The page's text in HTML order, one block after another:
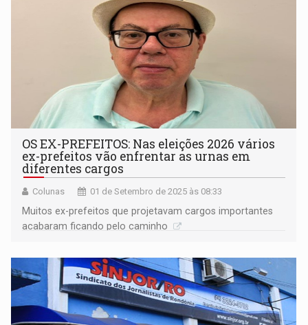
OS EX-PREFEITOS: Nas eleições 2026 vários
ex-prefeitos vão enfrentar as urnas em
diferentes cargos
Colunas 01 de Setembro de 2025 às 08:33
Muitos ex-prefeitos que projetavam cargos importantes
acabaram ficando pelo caminho